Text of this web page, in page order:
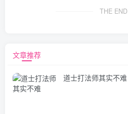
THE END
文章推荐
道士打法师其实不难